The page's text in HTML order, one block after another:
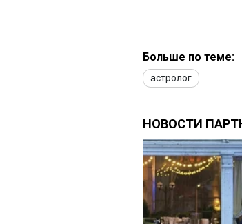
Больше по теме:
астролог